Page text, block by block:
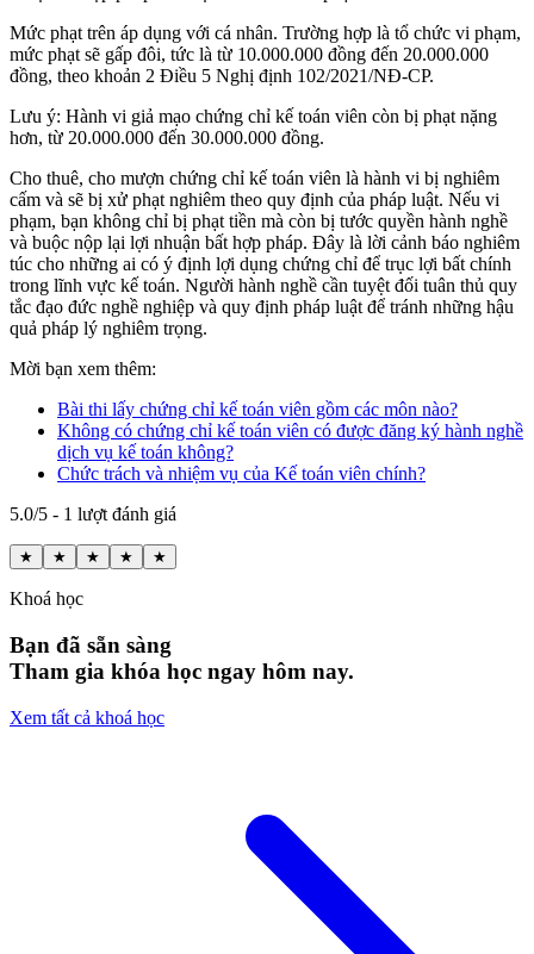
Mức phạt trên áp dụng với cá nhân. Trường hợp là tổ chức vi phạm,
mức phạt sẽ gấp đôi, tức là từ 10.000.000 đồng đến 20.000.000
đồng, theo khoản 2 Điều 5 Nghị định 102/2021/NĐ-CP.
Lưu ý: Hành vi giả mạo chứng chỉ kế toán viên còn bị phạt nặng
hơn, từ 20.000.000 đến 30.000.000 đồng.
Cho thuê, cho mượn chứng chỉ kế toán viên là hành vi bị nghiêm
cấm và sẽ bị xử phạt nghiêm theo quy định của pháp luật. Nếu vi
phạm, bạn không chỉ bị phạt tiền mà còn bị tước quyền hành nghề
và buộc nộp lại lợi nhuận bất hợp pháp. Đây là lời cảnh báo nghiêm
túc cho những ai có ý định lợi dụng chứng chỉ để trục lợi bất chính
trong lĩnh vực kế toán. Người hành nghề cần tuyệt đối tuân thủ quy
tắc đạo đức nghề nghiệp và quy định pháp luật để tránh những hậu
quả pháp lý nghiêm trọng.
Mời bạn xem thêm:
Bài thi lấy chứng chỉ kế toán viên gồm các môn nào?
Không có chứng chỉ kế toán viên có được đăng ký hành nghề
dịch vụ kế toán không?
Chức trách và nhiệm vụ của Kế toán viên chính?
5.0/5 - 1 lượt đánh giá
★ ★ ★ ★ ★
Khoá học
Bạn đã sẵn sàng
Tham gia khóa học ngay hôm nay.
Xem tất cả khoá học